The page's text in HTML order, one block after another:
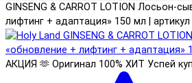
GINSENG & CARROT LOTION Лосьон-
лифтинг + адаптация» 150 мл |
АКЦИЯ 🫶 Оригинал 100% ХИТ Успей